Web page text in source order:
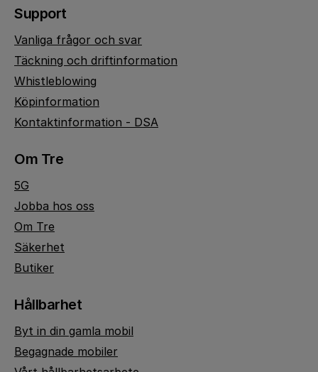
Support
Vanliga frågor och svar
Täckning och driftinformation
Whistleblowing
Köpinformation
Kontaktinformation - DSA
Om Tre
5G
Jobba hos oss
Om Tre
Säkerhet
Butiker
Hållbarhet
Byt in din gamla mobil
Begagnade mobiler